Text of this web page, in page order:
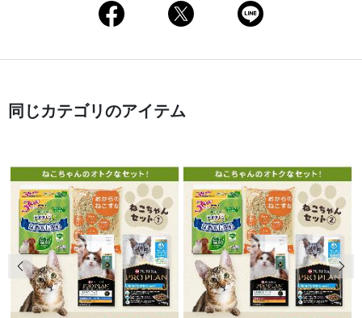
同じカテゴリのアイテム
前の画像 次